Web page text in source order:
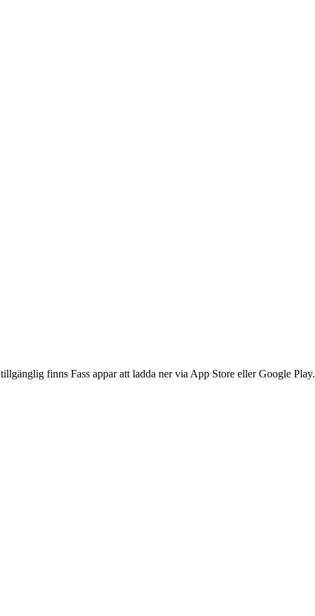
finns Fass appar att ladda ner via App Store eller Google Play.